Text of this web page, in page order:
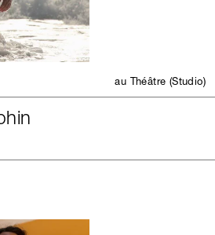
au Théâtre (Studio)